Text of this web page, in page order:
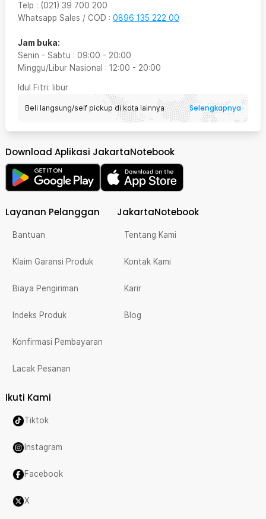
Telp : (021) 39 700 200
Whatsapp Sales / COD : 0896 135 222 00
Jam buka:
Senin - Sabtu : 09:00 - 20:00
Minggu/Libur Nasional : 12:00 - 20:00
Idul Fitri: libur
Beli langsung/self pickup di kota lainnya Selengkapnya
Download Aplikasi JakartaNotebook
Layanan Pelanggan
Bantuan
Klaim Garansi Produk
Biaya Pengiriman
Indeks Produk
Konfirmasi Pembayaran
Lacak Pesanan
JakartaNotebook
Tentang Kami
Kontak Kami
Karir
Blog
Ikuti Kami
Tiktok
Instagram
Facebook
X